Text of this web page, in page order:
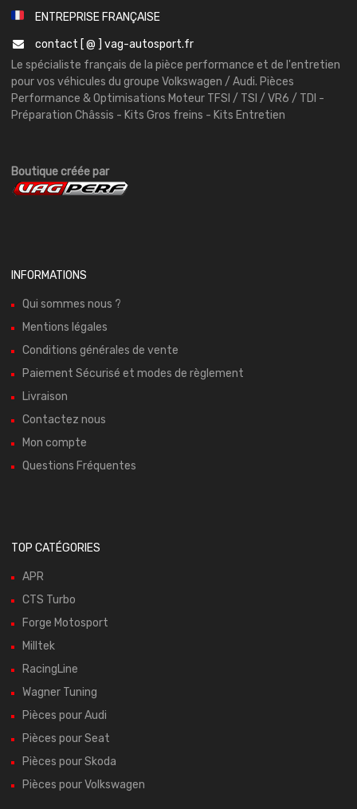
ENTREPRISE FRANÇAISE
contact [ @ ] vag-autosport.fr
Le spécialiste français de la pièce performance et de l'entretien
pour vos véhicules du groupe Volkswagen / Audi. Pièces
Performance & Optimisations Moteur TFSI / TSI / VR6 / TDI -
Préparation Châssis - Kits Gros freins - Kits Entretien
Boutique créée par
INFORMATIONS
Qui sommes nous ?
Mentions légales
Conditions générales de vente
Paiement Sécurisé et modes de règlement
Livraison
Contactez nous
Mon compte
Questions Fréquentes
TOP CATÉGORIES
APR
CTS Turbo
Forge Motosport
Milltek
RacingLine
Wagner Tuning
Pièces pour Audi
Pièces pour Seat
Pièces pour Skoda
Pièces pour Volkswagen